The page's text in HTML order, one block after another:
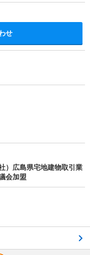
他にも家具家電付き物件、
物件、保証人不要物件な
す！
せ
）広島県宅地建物取引業
会加盟